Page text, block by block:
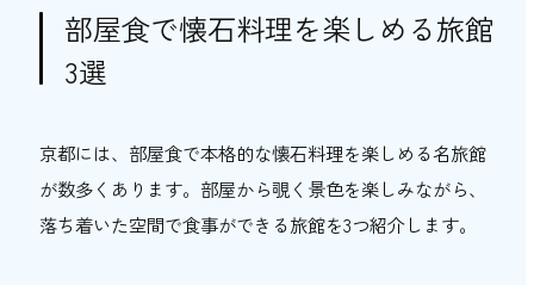
部屋食で懐石料理を楽しめる旅館
3選
京都には、部屋食で本格的な懐石料理を楽しめる名旅館
が数多くあります。部屋から覗く景色を楽しみながら、
落ち着いた空間で食事ができる旅館を3つ紹介します。